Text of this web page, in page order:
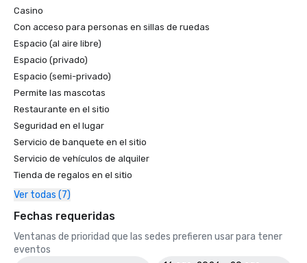
Casino
Con acceso para personas en sillas de ruedas
Espacio (al aire libre)
Espacio (privado)
Espacio (semi-privado)
Permite las mascotas
Restaurante en el sitio
Seguridad en el lugar
Servicio de banquete en el sitio
Servicio de vehículos de alquiler
Tienda de regalos en el sitio
Ver todas (7)
Fechas requeridas
Ventanas de prioridad que las sedes prefieren usar para tener
eventos